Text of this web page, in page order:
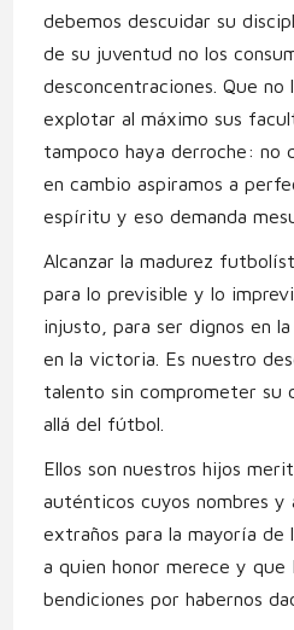
debemos descuidar su
de su juventud no los
desconcentraciones. Que no
explotar al máximo sus
tampoco haya derroche: no
en cambio aspiramos a
espíritu y eso demanda
Alcanzar la madurez
para lo previsible y lo
injusto, para ser dignos en
en la victoria. Es nuestro
talento sin comprometer su
allá del fútbol.
Ellos son nuestros hijos
auténticos cuyos nombres y
extraños para la mayoría de
a quien honor merece y que
bendiciones por habernos